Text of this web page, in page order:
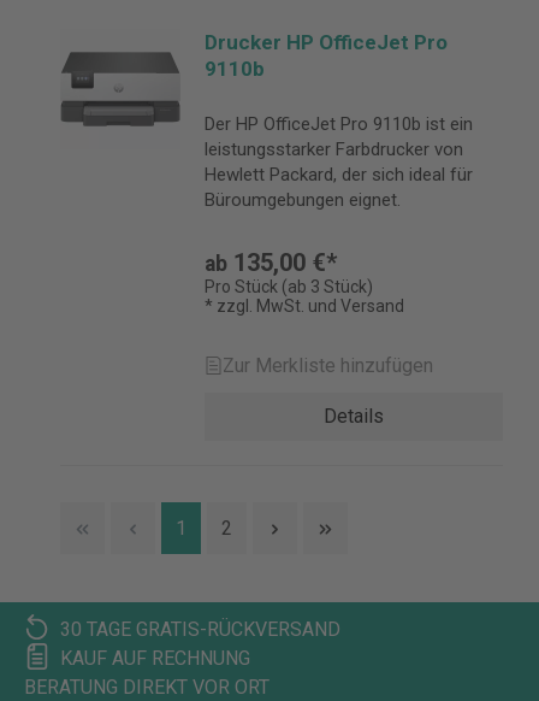
Drucker HP OfficeJet Pro
9110b
Der HP OfficeJet Pro 9110b ist ein
leistungsstarker Farbdrucker von
Hewlett Packard, der sich ideal für
Büroumgebungen eignet.
ab 135,00 €*
Pro Stück (ab 3 Stück)
* zzgl. MwSt. und Versand
Zur Merkliste hinzufügen
Details
1 2
30 TAGE GRATIS-RÜCKVERSAND
KAUF AUF RECHNUNG
BERATUNG DIREKT VOR ORT